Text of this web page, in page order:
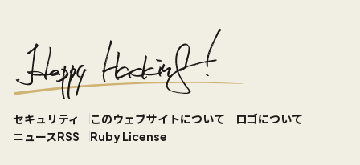
セキュリティ このウェブサイトについて
ロゴについて
ニュースRSS
Ruby License